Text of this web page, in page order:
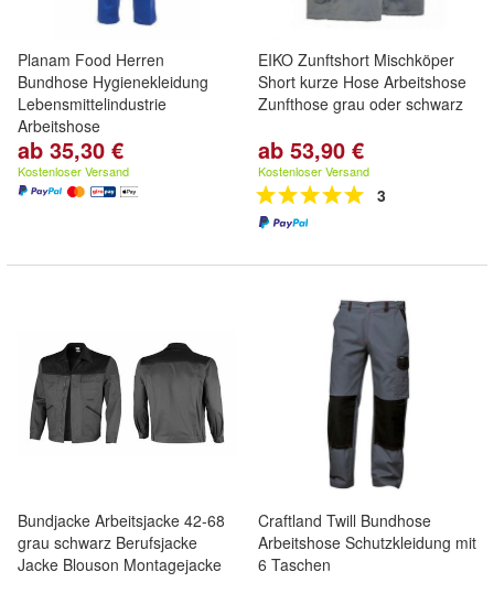
Planam Food Herren
Bundhose Hygienekleidung
Lebensmittelindustrie
Arbeitshose
ab 35,30 €
Kostenloser Versand
EIKO Zunftshort Mischköper
Short kurze Hose Arbeitshose
Zunfthose grau oder schwarz
ab 53,90 €
Kostenloser Versand
3
Bundjacke Arbeitsjacke 42-68
grau schwarz Berufsjacke
Jacke Blouson Montagejacke
Craftland Twill Bundhose
Arbeitshose Schutzkleidung mit
6 Taschen